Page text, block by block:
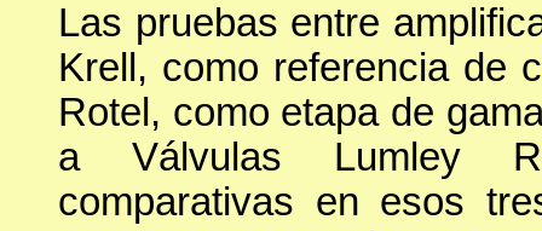
Las pruebas entre
Krell, como referencia de
Rotel, como etapa de
a Válvulas Lumley
comparativas en esos